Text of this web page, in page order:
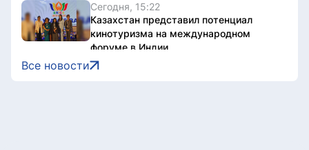
Сегодня, 15:22
Казахстан представил потенциал
кинотуризма на международном
форуме в Индии
Сегодня, 15:22
Жители Астаны получат возможность
Все новости